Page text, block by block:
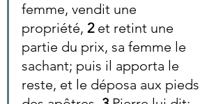
femme, vendit une
propriété, 2 et retint une
partie du prix, sa femme le
sachant; puis il apporta le
reste, et le déposa aux pieds